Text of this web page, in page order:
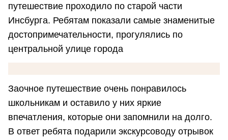
путешествие проходило по старой части
Инсбурга. Ребятам показали самые знаменитые
достопримечательности, прогулялись по
центральной улице города
Заочное путешествие очень понравилось
школьникам и оставило у них яркие
впечатления, которые они запомнили на долго.
В ответ ребята подарили экскурсоводу отрывок